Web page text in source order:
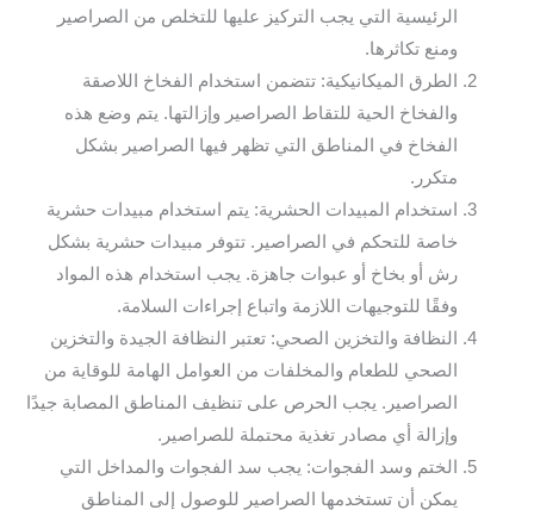
الرئيسية التي يجب التركيز عليها للتخلص من الصراصير
ومنع تكاثرها.
الطرق الميكانيكية: تتضمن استخدام الفخاخ اللاصقة
والفخاخ الحية للتقاط الصراصير وإزالتها. يتم وضع هذه
الفخاخ في المناطق التي تظهر فيها الصراصير بشكل
متكرر.
استخدام المبيدات الحشرية: يتم استخدام مبيدات حشرية
خاصة للتحكم في الصراصير. تتوفر مبيدات حشرية بشكل
رش أو بخاخ أو عبوات جاهزة. يجب استخدام هذه المواد
وفقًا للتوجيهات اللازمة واتباع إجراءات السلامة.
النظافة والتخزين الصحي: تعتبر النظافة الجيدة والتخزين
الصحي للطعام والمخلفات من العوامل الهامة للوقاية من
الصراصير. يجب الحرص على تنظيف المناطق المصابة جيدًا
وإزالة أي مصادر تغذية محتملة للصراصير.
الختم وسد الفجوات: يجب سد الفجوات والمداخل التي
يمكن أن تستخدمها الصراصير للوصول إلى المناطق